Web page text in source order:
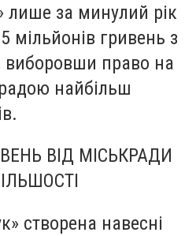
лише за минулий рік
гривень з
виборовши право на
найбільш
ВІД МІСЬКРАДИ
створена навесні